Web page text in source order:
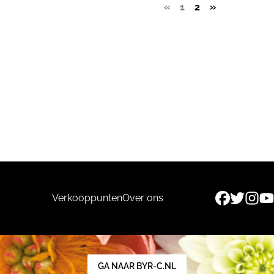
« 1 2 »
VerkooppuntenOver ons
GA NAAR BYR-C.NL